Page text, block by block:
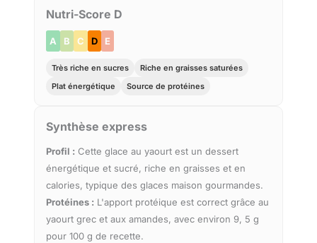
Nutri-Score D
A B C D E
Très riche en sucres
Riche en graisses saturées
Plat énergétique
Source de protéines
Synthèse express
Profil : Cette glace au yaourt est un dessert
énergétique et sucré, riche en graisses et en
calories, typique des glaces maison gourmandes.
Protéines : L'apport protéique est correct grâce au
yaourt grec et aux amandes, avec environ 9, 5 g
pour 100 g de recette.